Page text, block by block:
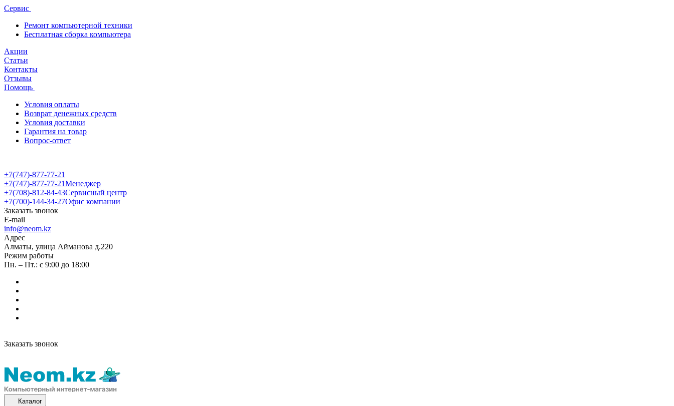
Сервис
Ремонт компьютерной техники
Бесплатная сборка компьютера
Акции
Статьи
Контакты
Отзывы
Помощь
Условия оплаты
Возврат денежных средств
Условия доставки
Гарантия на товар
Вопрос-ответ
+7(747)-877-77-21
+7(747)-877-77-21Менеджер
+7(708)-812-84-43Сервисный центр
+7(700)-144-34-27Офис компании
Заказать звонок
E-mail
info@neom.kz
Адрес
Алматы, улица Айманова д.220
Режим работы
Пн. – Пт.: с 9:00 до 18:00
Заказать звонок
Каталог